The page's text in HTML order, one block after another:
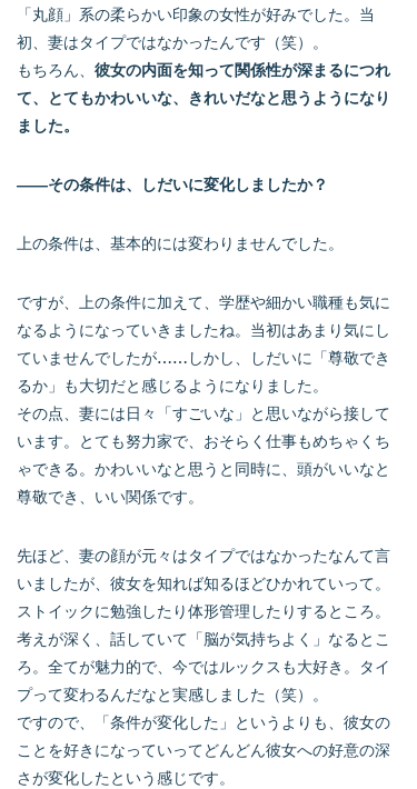
「丸顔」系の柔らかい印象の女性が好みでした。当
初、妻はタイプではなかったんです（笑）。
もちろん、 彼女の内面を知って関係性が深まるにつれ
て、とてもかわいいな、きれいだなと思うようになり
ました。
――その条件は、しだいに変化しましたか？
上の条件は、基本的には変わりませんでした。
ですが、上の条件に加えて、学歴や細かい職種も気に
なるようになっていきましたね。当初はあまり気にし
ていませんでしたが……しかし、しだいに「尊敬でき
るか」も大切だと感じるようになりました。
その点、妻には日々「すごいな」と思いながら接して
います。とても努力家で、おそらく仕事もめちゃくち
ゃできる。かわいいなと思うと同時に、頭がいいなと
尊敬でき、いい関係です。
先ほど、妻の顔が元々はタイプではなかったなんて言
いましたが、彼女を知れば知るほどひかれていって。
ストイックに勉強したり体形管理したりするところ。
考えが深く、話していて「脳が気持ちよく」なるとこ
ろ。全てが魅力的で、今ではルックスも大好き。タイ
プって変わるんだなと実感しました（笑）。
ですので、「条件が変化した」というよりも、彼女の
ことを好きになっていってどんどん彼女への好意の深
さが変化したという感じです。